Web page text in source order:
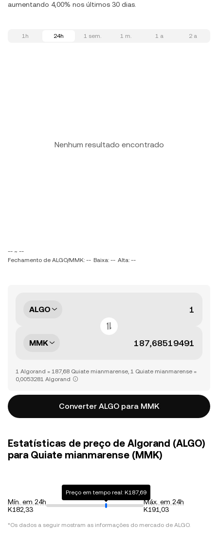
aumentando 4,00% nos últimos 30 dias.
1h 24h 1 sem. 1 m. 1 a 2 a
Nenhum resultado encontrado
-- ~ --
Fechamento de ALGO/MMK: -- Baixa: -- Alta: --
ALGO
MMK
1 Algorand = 187,68 Quiate mianmarense, 1 Quiate mianmarense =
0,0053281 Algorand
Converter ALGO para MMK
Estatísticas de preço de Algorand (ALGO)
para Quiate mianmarense (MMK)
Mín. em 24h
K182,33
Preço em tempo real: K187,69
Máx. em 24h
K191,03
*Os dados a seguir mostram as informações do mercado de ALGO.